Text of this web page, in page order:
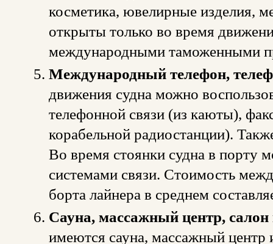
косметика, ювелирные изделия,
открыты только во время
международными таможенными
Международный телефон,
движения судна можно
телефонной связи (из каюты),
корабельной радиостанции).
Во время стоянки судна в порту
системами связи. Стоимость
борта лайнера в среднем
Сауна, массажный центр,
имеются сауна, массажный центр